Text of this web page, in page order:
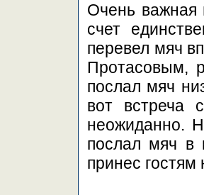
Очень важная
счет
перевел мяч
Протасовым,
послал мяч
вот встреча
неожиданно.
послал мяч в
принес гостям